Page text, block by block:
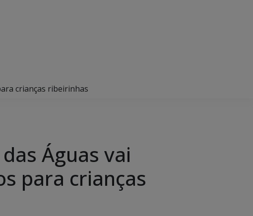
crianças ribeirinhas
Águas vai
para crianças